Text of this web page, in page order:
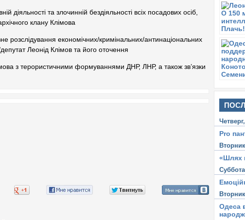
діяльності та злочинній бездіяльності всіх посадових осіб,
клану Клімова
розслідування економічних/кримінальних/антинаціональних
Леонід Клімов та його оточення
з терористичними формуваннями ДНР, ЛНР, а також зв’язки
Четверг,
Pro
«Шлях
Одеса